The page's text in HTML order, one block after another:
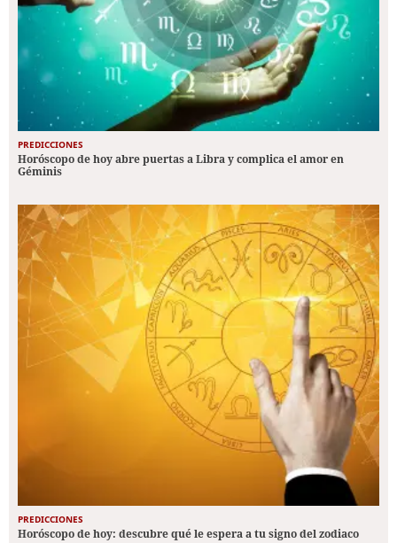
PREDICCIONES
Horóscopo de hoy abre puertas a Libra y complica el amor en
Géminis
PREDICCIONES
Horóscopo de hoy: descubre qué le espera a tu signo del zodiaco